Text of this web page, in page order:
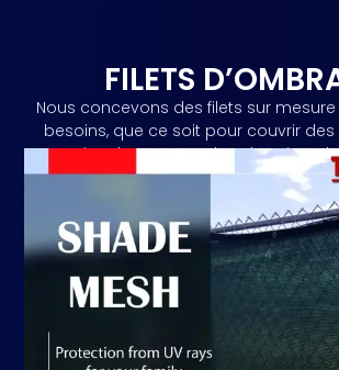
FILETS
Nous concevons des filets sur
besoins, que ce soit pour couvrir des
terrains de sport ou des chantiers
Obtenir un Devis Gratuit